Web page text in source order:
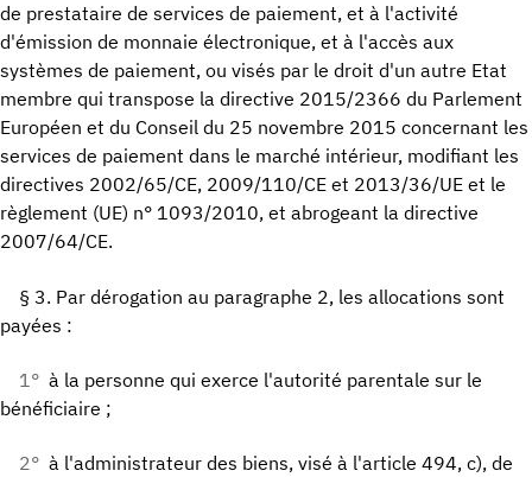
de prestataire de services de paiement, et à l'activité
d'émission de monnaie électronique, et à l'accès aux
systèmes de paiement, ou visés par le droit d'un autre Etat
membre qui transpose la directive 2015/2366 du Parlement
Européen et du Conseil du 25 novembre 2015 concernant les
services de paiement dans le marché intérieur, modifiant les
directives 2002/65/CE, 2009/110/CE et 2013/36/UE et le
règlement (UE) n° 1093/2010, et abrogeant la directive
2007/64/CE.
§ 3. Par dérogation au paragraphe 2, les allocations sont
payées :
1° à la personne qui exerce l'autorité parentale sur le
bénéficiaire ;
2° à l'administrateur des biens, visé à l'article 494, c), de